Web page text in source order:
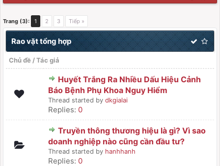
Trang (3): 1 2 3 Tiếp »
Rao vặt tổng hợp
Chủ đề /Tác giả
Huyết Trắng Ra Nhiều Dấu Hiệu Cảnh
Báo Bệnh Phụ Khoa Nguy Hiểm
Thread started by dkgialai
Replies: 0
Truyền thông thương hiệu là gì? Vì sao
doanh nghiệp nào cũng cần đầu tư?
Thread started by hanhhanh
Replies: 0